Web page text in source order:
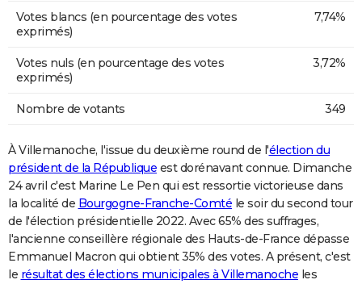
Votes blancs (en pourcentage des votes
exprimés)
7,74%
Votes nuls (en pourcentage des votes
exprimés)
3,72%
Nombre de votants 349
À Villemanoche, l'issue du deuxième round de l'élection du
président de la République est dorénavant connue. Dimanche
24 avril c'est Marine Le Pen qui est ressortie victorieuse dans
la localité de Bourgogne-Franche-Comté le soir du second tour
de l'élection présidentielle 2022. Avec 65% des suffrages,
l'ancienne conseillère régionale des Hauts-de-France dépasse
Emmanuel Macron qui obtient 35% des votes. A présent, c'est
le résultat des élections municipales à Villemanoche les